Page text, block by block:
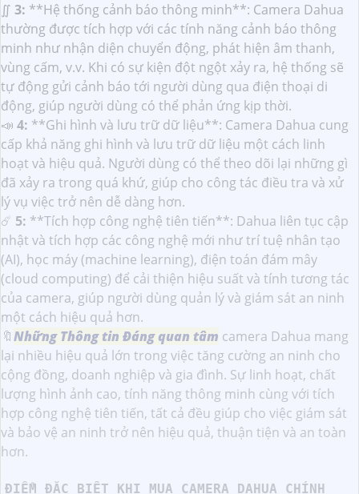
∬ 3: **Hệ thống cảnh báo thông minh**: Camera Dahua
thường được tích hợp với các tính năng cảnh báo thông
minh như nhận diện chuyển động, phát hiện âm thanh,
vùng cấm, v.v. Khi có sự kiện đột ngột xảy ra, hệ thống sẽ
tự động gửi cảnh báo tới người dùng qua điện thoại di
động, giúp người dùng có thể phản ứng kịp thời.
📣 4: **Ghi hình và lưu trữ dữ liệu**: Camera Dahua cung
cấp khả năng ghi hình và lưu trữ dữ liệu một cách linh
hoạt và hiệu quả. Người dùng có thể theo dõi lại những gì
đã xảy ra trong quá khứ, giúp cho công tác điều tra và xử
lý vụ việc trở nên dễ dàng hơn.
☄️ 5: **Tích hợp công nghệ tiên tiến**: Dahua liên tục cập
nhật và tích hợp các công nghệ mới như trí tuệ nhân tạo
(AI), học máy (machine learning), điện toán đám mây
(cloud computing) để cải thiện hiệu suất và tính tương tác
của camera, giúp người dùng quản lý và giám sát an ninh
một cách hiệu quả hơn.
🔖Những Thông tin Đáng quan tâm camera Dahua mang
lại nhiều hiệu quả lớn trong việc tăng cường an ninh cho
cộng đồng, doanh nghiệp và gia đình. Sự linh hoạt, chất
lượng hình ảnh cao, tính năng thông minh cùng với tích
hợp công nghệ tiên tiến, tất cả đều giúp cho việc giám sát
và bảo vệ an ninh trở nên hiệu quả, thuận tiện và an toàn
hơn.
ĐIỂM ĐẶC BIỆT KHI MUA CAMERA DAHUA CHÍNH